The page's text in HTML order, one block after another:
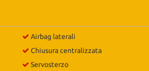
Airbag laterali
Chiusura centralizzata
Servosterzo